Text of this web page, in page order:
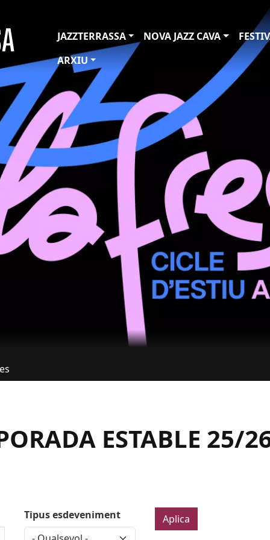
JAZZTERRASSA NOVA JAZZ CAVA
ARXIU
ESTABLE 25/
Tipus esdeveniment